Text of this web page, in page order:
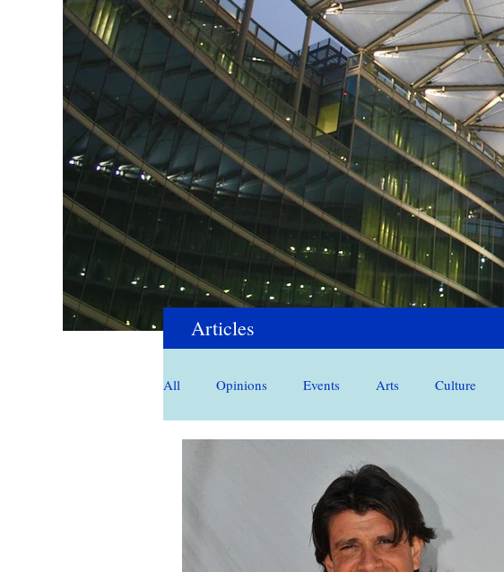
Articles
All Opinions Events Arts Culture